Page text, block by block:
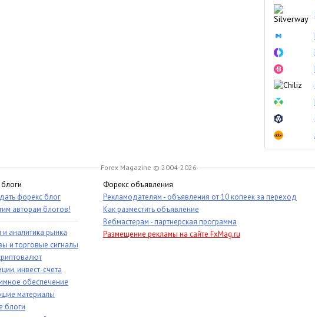
Forex Magazine © 2004-2026
форекс блог
авторам блогов!
аналитика рынка
и торговые сигналы
инвест-счета
обеспечение
материалы
блоги
Форекс объявления
Рекламодателям - объявления от 10 копеек за переход
Как разместить объявление
Вебмастерам - партнерская программа
Размещение рекламы на сайте FxMag.ru